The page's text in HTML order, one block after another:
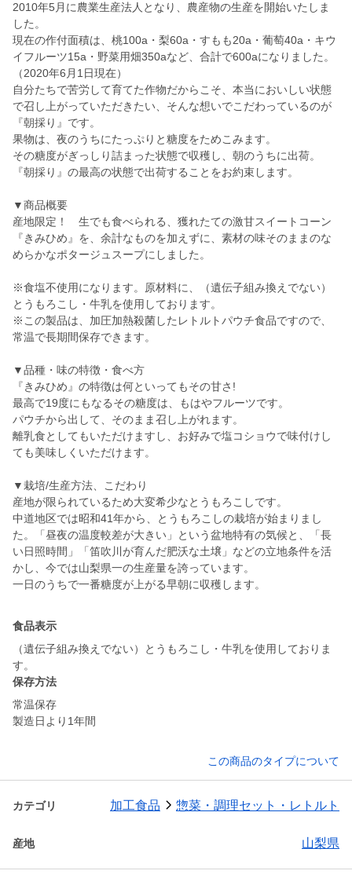
2010年5月に農業生産法人となり、農産物の生産を開始いたしま
した。
現在の作付面積は、桃100a・梨60a・すもも20a・葡萄40a・キウ
イフルーツ15a・野菜用畑350aなど、合計で600aになりました。
（2020年6月1日現在）
自分たちで苦労して育てた作物だからこそ、本当においしい状態
で召し上がっていただきたい、そんな想いでこだわっているのが
『朝採り』です。
果物は、夜のうちにたっぷりと糖度をためこみます。
その糖度がぎっしり詰まった状態で収穫し、朝のうちに出荷。
『朝採り』の最高の状態で出荷することをお約束します。
▼商品概要
産地限定！ 生でも食べられる、獲れたての激甘スイートコーン
『きみひめ』を、余計なものを加えずに、素材の味そのままのな
めらかなポタージュスープにしました。
※食塩不使用になります。原材料に、（遺伝子組み換えでない）
とうもろこし・牛乳を使用しております。
※この製品は、加圧加熱殺菌したレトルトパウチ食品ですので、
常温で長期間保存できます。
▼品種・味の特徴・食べ方
『きみひめ』の特徴は何といってもその甘さ!
最高で19度にもなるその糖度は、もはやフルーツです。
パウチから出して、そのまま召し上がれます。
離乳食としてもいただけますし、お好みで塩コショウで味付けし
ても美味しくいただけます。
▼栽培/生産方法、こだわり
産地が限られているため大変希少なとうもろこしです。
中道地区では昭和41年から、とうもろこしの栽培が始まりまし
た。「昼夜の温度較差が大きい」という盆地特有の気候と、「長
い日照時間」「笛吹川が育んだ肥沃な土壌」などの立地条件を活
かし、今では山梨県一の生産量を誇っています。
一日のうちで一番糖度が上がる早朝に収穫します。
食品表示
（遺伝子組み換えでない）とうもろこし・牛乳を使用しておりま
す。
保存方法
常温保存
この商品のタイプについて
カテゴリ 加工食品 惣菜・調理セット・レトルト
産地 山梨県